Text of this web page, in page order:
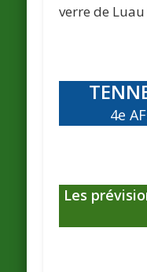
verre de Luau
4e
Les